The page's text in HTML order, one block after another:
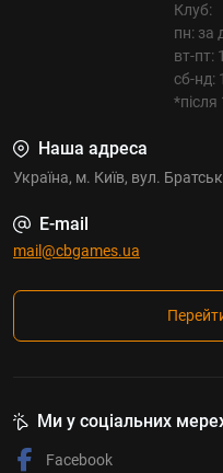
Клуб:
пн: за
вт-пт:
сб-нд:
*після
Наша адреса
Україна, м. Київ, вул.
E-mail
mail@cbgames.ua
Ми у соціальних
Facebook